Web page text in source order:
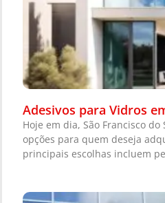
Adesivos para Vidros
Hoje em dia, São Francisco
opções para quem deseja
principais escolhas incluem